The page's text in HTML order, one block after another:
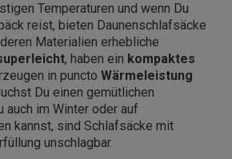
Temperaturen und wenn Du
reist, bieten Daunenschlafsäcke
Materialien erhebliche
, haben ein kompaktes
in puncto Wärmeleistung
Du einen gemütlichen
auch im Winter oder auf
kannst, sind Schlafsäcke mit
unschlagbar.